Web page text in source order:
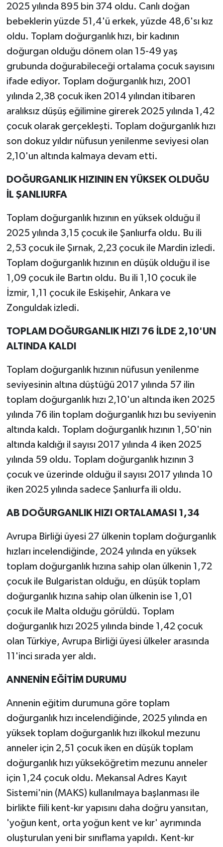
2025 yılında 895 bin 374 oldu. Canlı doğan
bebeklerin yüzde 51,4'ü erkek, yüzde 48,6'sı kız
oldu. Toplam doğurganlık hızı, bir kadının
doğurgan olduğu dönem olan 15-49 yaş
grubunda doğurabileceği ortalama çocuk sayısını
ifade ediyor. Toplam doğurganlık hızı, 2001
yılında 2,38 çocuk iken 2014 yılından itibaren
aralıksız düşüş eğilimine girerek 2025 yılında 1,42
çocuk olarak gerçekleşti. Toplam doğurganlık hızı
son dokuz yıldır nüfusun yenilenme seviyesi olan
2,10'un altında kalmaya devam etti.
DOĞURGANLIK HIZININ EN YÜKSEK OLDUĞU
İL ŞANLIURFA
Toplam doğurganlık hızının en yüksek olduğu il
2025 yılında 3,15 çocuk ile Şanlıurfa oldu. Bu ili
2,53 çocuk ile Şırnak, 2,23 çocuk ile Mardin izledi.
Toplam doğurganlık hızının en düşük olduğu il ise
1,09 çocuk ile Bartın oldu. Bu ili 1,10 çocuk ile
İzmir, 1,11 çocuk ile Eskişehir, Ankara ve
Zonguldak izledi.
TOPLAM DOĞURGANLIK HIZI 76 İLDE 2,10'UN
ALTINDA KALDI
Toplam doğurganlık hızının nüfusun yenilenme
seviyesinin altına düştüğü 2017 yılında 57 ilin
toplam doğurganlık hızı 2,10'un altında iken 2025
yılında 76 ilin toplam doğurganlık hızı bu seviyenin
altında kaldı. Toplam doğurganlık hızının 1,50'nin
altında kaldığı il sayısı 2017 yılında 4 iken 2025
yılında 59 oldu. Toplam doğurganlık hızının 3
çocuk ve üzerinde olduğu il sayısı 2017 yılında 10
iken 2025 yılında sadece Şanlıurfa ili oldu.
AB DOĞURGANLIK HIZI ORTALAMASI 1,34
Avrupa Birliği üyesi 27 ülkenin toplam doğurganlık
hızları incelendiğinde, 2024 yılında en yüksek
toplam doğurganlık hızına sahip olan ülkenin 1,72
çocuk ile Bulgaristan olduğu, en düşük toplam
doğurganlık hızına sahip olan ülkenin ise 1,01
çocuk ile Malta olduğu görüldü. Toplam
doğurganlık hızı 2025 yılında binde 1,42 çocuk
olan Türkiye, Avrupa Birliği üyesi ülkeler arasında
11'inci sırada yer aldı.
ANNENİN EĞİTİM DURUMU
Annenin eğitim durumuna göre toplam
doğurganlık hızı incelendiğinde, 2025 yılında en
yüksek toplam doğurganlık hızı ilkokul mezunu
anneler için 2,51 çocuk iken en düşük toplam
doğurganlık hızı yükseköğretim mezunu anneler
için 1,24 çocuk oldu. Mekansal Adres Kayıt
Sistemi'nin (MAKS) kullanılmaya başlanması ile
birlikte fiili kent-kır yapısını daha doğru yansıtan,
'yoğun kent, orta yoğun kent ve kır' ayrımında
oluşturulan yeni bir sınıflama yapıldı. Kent-kır